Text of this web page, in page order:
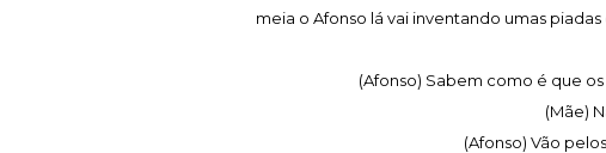
meia o Afonso lá vai inventando umas
(Afonso) Sabem como é que
(Mãe)
(Afonso) Vão